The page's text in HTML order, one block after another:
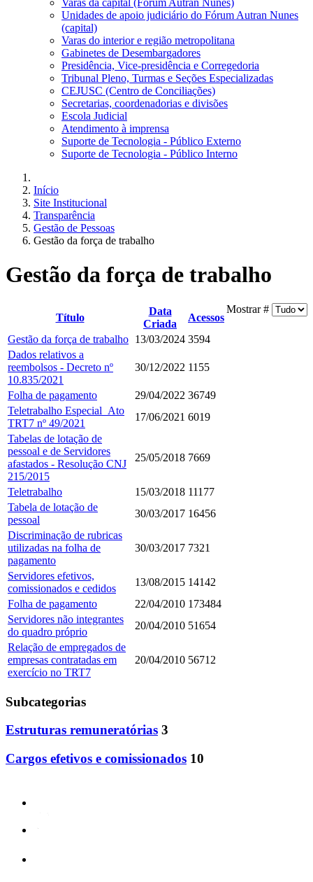
Varas da capital (Fórum Autran Nunes)
Unidades de apoio judiciário do Fórum Autran Nunes
(capital)
Varas do interior e região metropolitana
Gabinetes de Desembargadores
Presidência, Vice-presidência e Corregedoria
Tribunal Pleno, Turmas e Seções Especializadas
CEJUSC (Centro de Conciliações)
Secretarias, coordenadorias e divisões
Escola Judicial
Atendimento à imprensa
Suporte de Tecnologia - Público Externo
Suporte de Tecnologia - Público Interno
Início
Site Institucional
Transparência
Gestão de Pessoas
Gestão da força de trabalho
Gestão da força de trabalho
Mostrar #
Título
Data
Criada
Acessos
Gestão da força de trabalho 13/03/2024 3594
Dados relativos a
reembolsos - Decreto nº
10.835/2021
30/12/2022 1155
Folha de pagamento 29/04/2022 36749
Teletrabalho Especial_Ato
TRT7 nº 49/2021
17/06/2021 6019
Tabelas de lotação de
pessoal e de Servidores
afastados - Resolução CNJ
215/2015
25/05/2018 7669
Teletrabalho 15/03/2018 11177
Tabela de lotação de
pessoal
30/03/2017 16456
Discriminação de rubricas
utilizadas na folha de
pagamento
30/03/2017 7321
Servidores efetivos,
comissionados e cedidos
13/08/2015 14142
Folha de pagamento
22/04/2010 173484
Servidores não integrantes
do quadro próprio
20/04/2010 51654
Relação de empregados de
empresas contratadas em
exercício no TRT7
20/04/2010 56712
Subcategorias
Estruturas remuneratórias 3
Cargos efetivos e comissionados 10